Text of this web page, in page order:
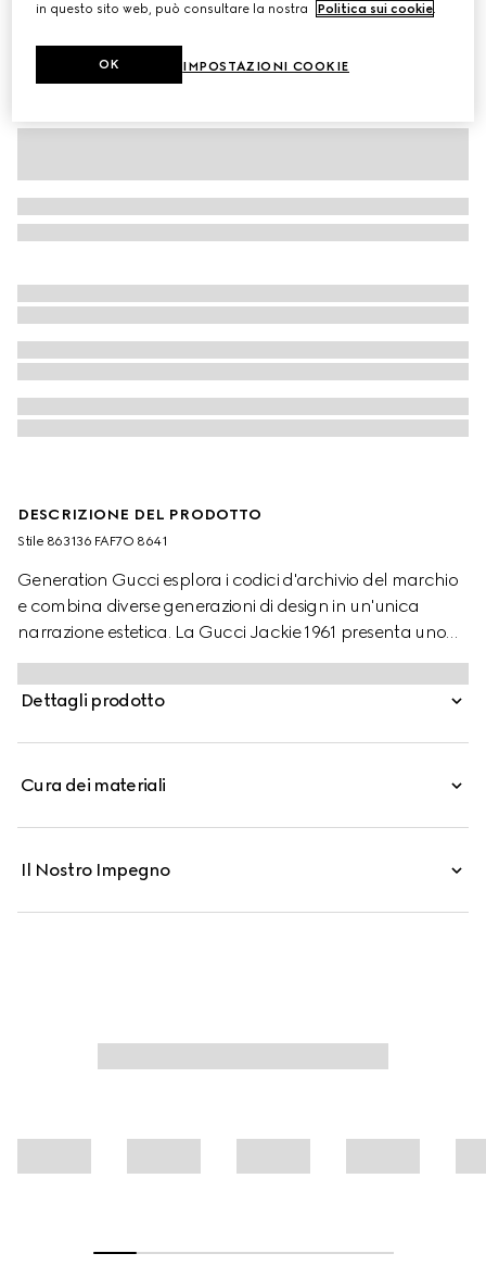
DESCRIZIONE DEL PRODOTTO
Stile ‎863136 FAF7O 8641
Generation Gucci esplora i codici d'archivio del marchio
e combina diverse generazioni di design in un'unica
narrazione estetica. La Gucci Jackie 1961 presenta uno
stile elegante, completa di una chiusura a pistone facile
da usare che esalta uno dei dettagli hardware più iconici
della Maison. Questo stile è realizzato in nylon con
Dettagli prodotto
Cura dei materiali
Il Nostro Impegno
in questo sito web, può consultare la nostra
Politica sui cookie.
IMPOSTAZIONI COOKIE
OK